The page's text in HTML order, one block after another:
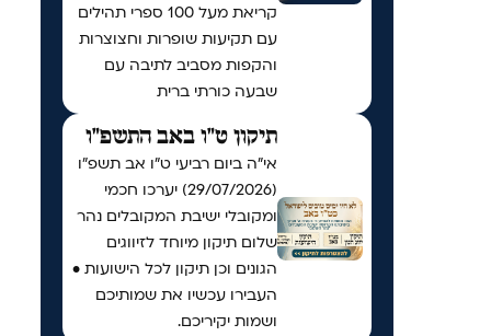
קריאת מעל 100 ספרי תהילים
עם תקיעות שופרות וחצוצרות
והקפות מסביב לתיבה עם
שבעה כורתי ברית
תיקון ט"ו באב התשפ"ו
אי"ה ביום רביעי ט״ו אב תשפ״ו
(29/07/2026) יערכו חכמי
ומקובלי ישיבת המקובלים נהר
שלום תיקון מיוחד לזיווגים
הגונים וכן תיקון לכל הישועות •
העבירו עכשיו את שמותיכם
ושמות יקיריכם.